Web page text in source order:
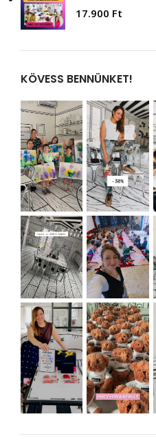
17.900 Ft
KÖVESS BENNÜNKET!